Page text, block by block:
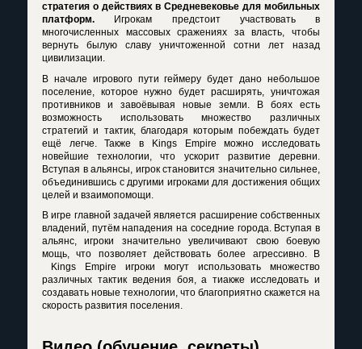
стратегия о действиях в Средневековье для мобильных
платформ. Игрокам предстоит участвовать в
многочисленных массовых сражениях за власть, чтобы
вернуть былую славу уничтоженной сотни лет назад
цивилизации.
В начале игрового пути геймеру будет дано небольшое
поселение, которое нужно будет расширять, уничтожая
противников и завоёвывая новые земли. В боях есть
возможность использовать множество различных
стратегий и тактик, благодаря которым побеждать будет
ещё легче. Также в Kings Empire можно исследовать
новейшие технологии, что ускорит развитие деревни.
Вступая в альянсы, игрок становится значительно сильнее,
объединившись с другими игроками для достижения общих
целей и взаимопомощи.
В игре главной задачей является расширение собственных
владений, путём нападения на соседние города. Вступая в
альянс, игроки значительно увеличивают свою боевую
мощь, что позволяет действовать более агрессивно. В
Kings Empire игроки могут использовать множество
различных тактик ведения боя, а тиакже исследовать и
создавать новые технологии, что благоприятно скажется на
скорость развития поселения.